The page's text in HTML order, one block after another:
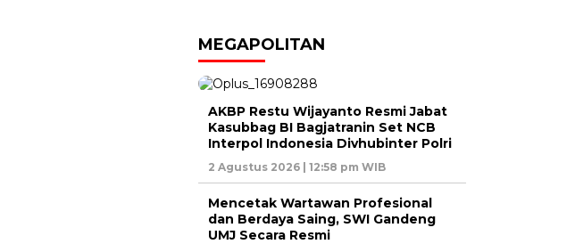
MEGAPOLITAN
AKBP Restu Wijayanto Resmi Jabat
Kasubbag BI Bagjatranin Set NCB
Interpol Indonesia Divhubinter Polri
2 Agustus 2026 | 12:58 pm WIB
Mencetak Wartawan Profesional
dan Berdaya Saing, SWI Gandeng
UMJ Secara Resmi